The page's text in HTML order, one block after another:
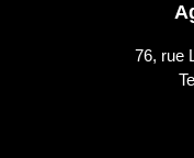
76, rue